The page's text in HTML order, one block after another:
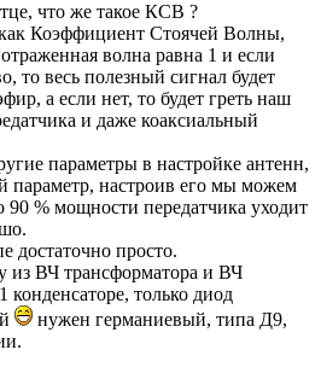
что же такое КСВ ?
Коэффициент Стоячей Волны,
волна равна 1 и если
то весь полезный сигнал будет
а если нет, то будет греть наш
и даже коаксиальный
параметры в настройке антенн,
параметр, настроив его мы можем
90 % мощности передатчика уходит
достаточно просто.
из ВЧ трансформатора и ВЧ
конденсаторе, только диод
нужен германиевый, типа Д9,